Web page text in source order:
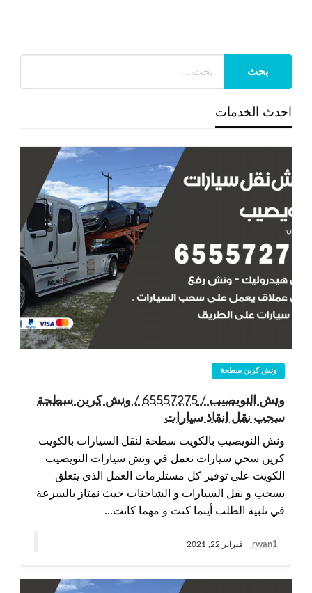
احدث الخدمات
ونش كرين سطحة
ونش النويصيب / 65557275 / ونش كرين سطحة
سحب نقل انقاذ سيارات
ونش النويصيب بالكويت سطحة لنقل السيارات بالكويت
كرين سحي سيارات نعمل في ونش سيارات النويصيب
الكويت على توفير كل مستلزمات العمل الذي يتعلق
بسحب و نقل السيارات و الشاحنات حيث نمتاز بالسرعة
في تلبية الطلب أينما كنت و مهما كانت…
rwan1 فبراير 22, 2021